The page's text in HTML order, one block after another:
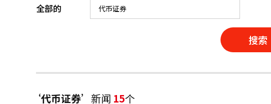
全部的
搜索
‘代币证券’ 新闻 15个